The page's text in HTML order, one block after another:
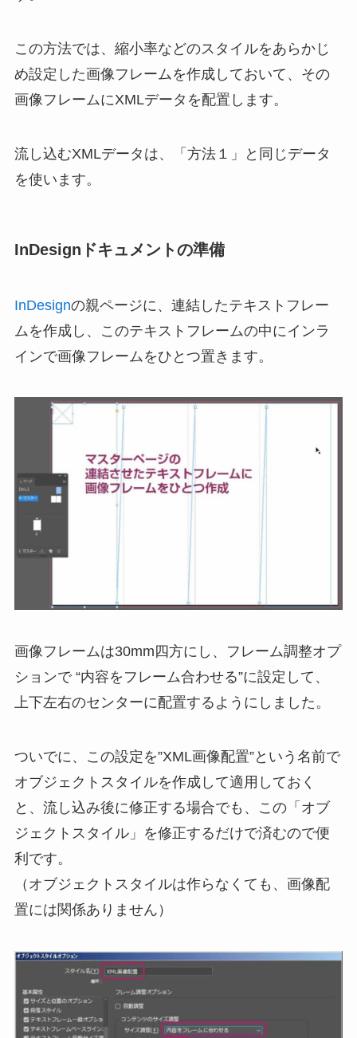
この方法では、縮小率などのスタイルをあらかじ
め設定した画像フレームを作成しておいて、その
画像フレームにXMLデータを配置します。
流し込むXMLデータは、「方法１」と同じデータ
を使います。
InDesignドキュメントの準備
InDesignの親ページに、連結したテキストフレー
ムを作成し、このテキストフレームの中にインラ
インで画像フレームをひとつ置きます。
画像フレームは30mm四方にし、フレーム調整オプ
ションで “内容をフレーム合わせる”に設定して、
上下左右のセンターに配置するようにしました。
ついでに、この設定を”XML画像配置”という名前で
オブジェクトスタイルを作成して適用しておく
と、流し込み後に修正する場合でも、この「オブ
ジェクトスタイル」を修正するだけで済むので便
利です。
（オブジェクトスタイルは作らなくても、画像配
置には関係ありません）